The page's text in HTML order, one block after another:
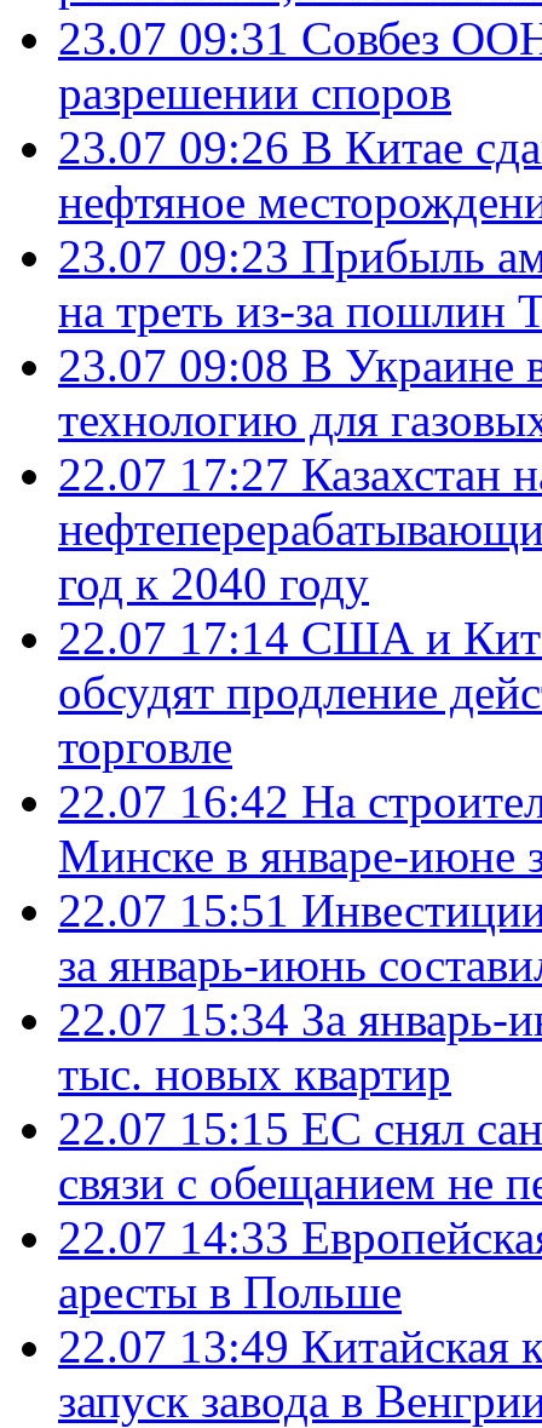
23.07 09:31 Совбез
разрешении споров
23.07 09:26 В Китае
нефтяное
23.07 09:23 Прибыль
на треть из-за пошлин
23.07 09:08 В Украине
технологию для
22.07 17:27 Казахстан
год к 2040 году
22.07 17:14 США и
обсудят продление
торговле
22.07 16:42 На
Минске в январе-июне
22.07 15:51
за январь-июнь
22.07 15:34 За январь-
тыс. новых квартир
22.07 15:15 ЕС снял
связи с обещанием не
22.07 14:33
аресты в Польше
22.07 13:49 Китайская
запуск завода в